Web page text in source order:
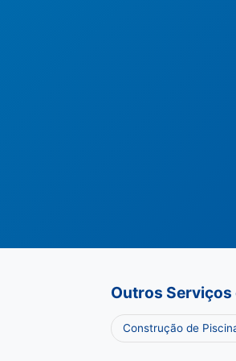
Outros Serviços
Construção de